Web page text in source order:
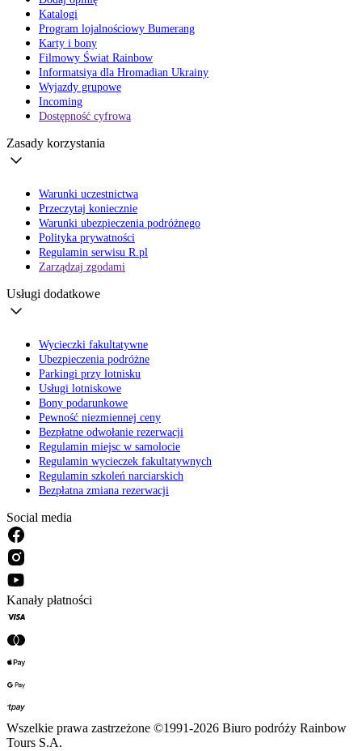
Katalogi
Program lojalnościowy Bumerang
Karty i bony
Filmowy Świat Rainbow
Informatsiya dla Hromadian Ukrainy
Wyjazdy grupowe
Incoming
Dostępność cyfrowa
Zasady korzystania
Warunki uczestnictwa
Przeczytaj koniecznie
Warunki ubezpieczenia podróżnego
Polityka prywatności
Regulamin serwisu R.pl
Zarządzaj zgodami
Usługi dodatkowe
Wycieczki fakultatywne
Ubezpieczenia podróżne
Parkingi przy lotnisku
Usługi lotniskowe
Bony podarunkowe
Pewność niezmiennej ceny
Bezpłatne odwołanie rezerwacji
Regulamin miejsc w samolocie
Regulamin wycieczek fakultatywnych
Regulamin szkoleń narciarskich
Bezpłatna zmiana rezerwacji
Social media
Kanały płatności
Wszelkie prawa zastrzeżone ©1991-2026 Biuro podróży Rainbow
Tours S.A.